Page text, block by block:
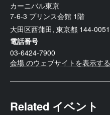
カーニバル東京
7-6-3 プリンス会館 1階
大田区西蒲田, 東京都 144-0051
電話番号
03-6424-7900
会場 のウェブサイトを表示する
Related イベント